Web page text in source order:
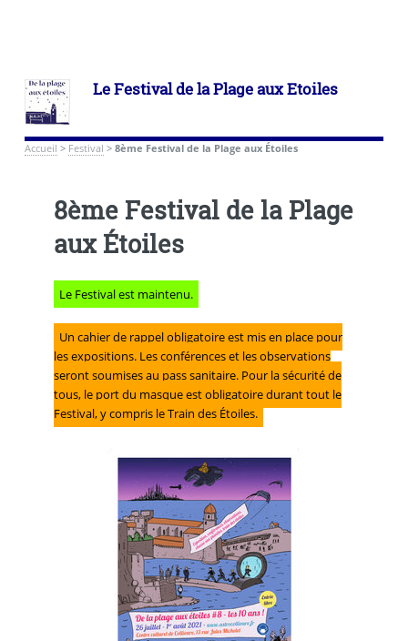
Le Festival de la Plage aux Etoiles
Accueil > Festival > 8ème Festival de la Plage aux Étoiles
8ème Festival de la Plage
aux Étoiles
Le Festival est maintenu.
Un cahier de rappel obligatoire est mis en place pour
les expositions. Les conférences et les observations
seront soumises au pass sanitaire. Pour la sécurité de
tous, le port du masque est obligatoire durant tout le
Festival, y compris le Train des Étoiles.